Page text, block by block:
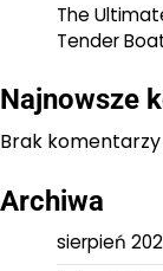
The
Tender
Najnowsze
Brak
Archiwa
sierpień